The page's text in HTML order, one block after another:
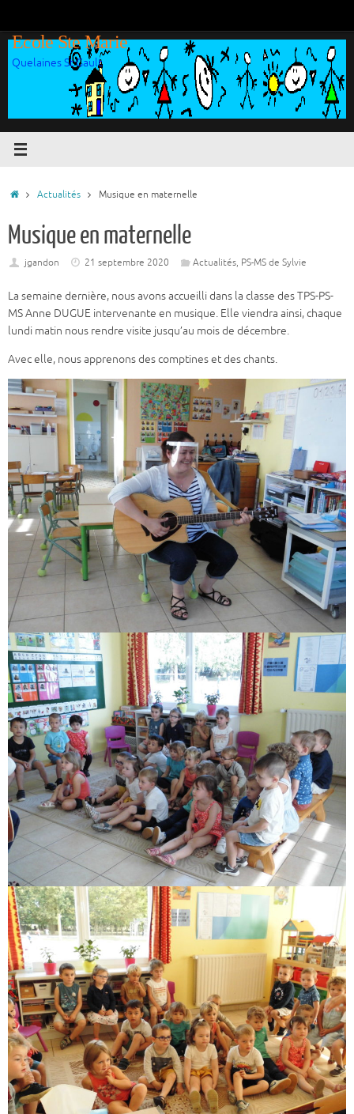
contenu
Ecole Ste Marie
Quelaines St Gault
Accueil
Actualités Musique en maternelle
Musique en maternelle
jgandon 21 septembre 2020 Actualités, PS-MS de Sylvie
La semaine dernière, nous avons accueilli dans la classe des TPS-PS-
MS Anne DUGUE intervenante en musique. Elle viendra ainsi, chaque
lundi matin nous rendre visite jusqu’au mois de décembre.
Avec elle, nous apprenons des comptines et des chants.